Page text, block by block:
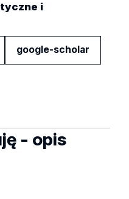
i
google-scholar
- opis